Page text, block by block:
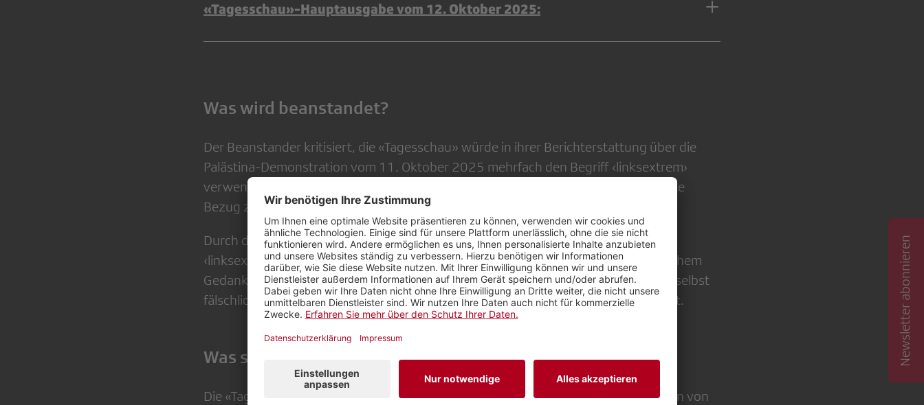
«Tagesschau»-Hauptausgabe vom 12. Oktober 2025:
Was wird beanstandet?
Der Beanstander kritisiert, die «Tagesschau» würde in ihrer Berichterstattung über die
Palästina-Demonstration vom 11. Oktober 2025 mehrfach den Begriff ‹linksextrem›
verwenden, ohne zu erklären, was darunter zu verstehen sei oder welcher konkrete
Bezug zwischen den Gewalttaten und einer linken Ideologie bestehen soll.
Durch diese «pauschale und unbegründete Verwendung» der Begriffe ‹links› und
‹linksextrem› würden nach Ansicht des Beanstanders Menschen mit linkem politischem
Gedankengut diskriminiert und in ihrer Würde verletzt. Der Beanstander fühlt sich selbst
fälschlicherweise als Sympathisant oder Unterstützer politischer Gewalt dargestellt.
Was sagt die Redaktion?
Die «Tagesschau»-Redaktion erklärt, der Beitrag thematisiere primär die Reaktionen von
Newsletter abonnieren